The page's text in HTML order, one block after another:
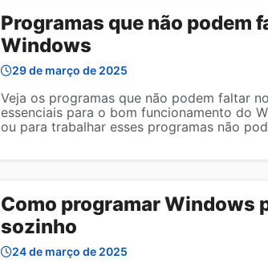
Programas que não podem
Windows
29 de março de 2025
Veja os programas que não podem faltar
essenciais para o bom funcionamento do
ou para trabalhar esses programas não
Como programar Windows
sozinho
24 de março de 2025